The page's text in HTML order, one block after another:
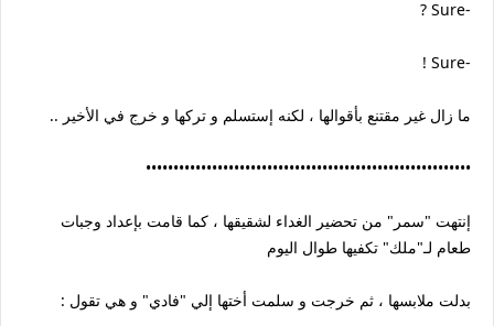
-Sure ?
-Sure !
ما زال غير مقتنع بأقوالها ، لكنه إستسلم و تركها و خرج في الأخير ..
•••••••••••••••••••••••••••••••••••••••••••••••••••••••••••
إنتهت "سمر" من تحضير الغداء لشقيقها ، كما قامت بإعداد وجبات
طعام لـ"ملك" تكفيها طوال اليوم
بدلت ملابسها ، ثم خرجت و سلمت أختها إلي "فادي" و هي تقول :